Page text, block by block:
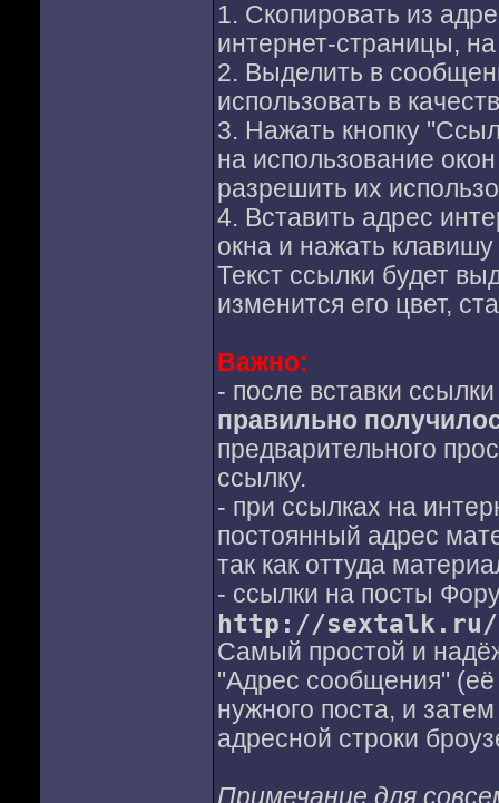
1. Скопировать из
интернет-страницы,
2. Выделить в
использовать в
3. Нажать кнопку
на использование
разрешить их
4. Вставить адрес
окна и нажать
Текст ссылки будет
изменится его цвет,
Важно:
- после вставки
правильно
предварительного
ссылку.
- при ссылках на
постоянный адрес
так как оттуда
- ссылки на посты
http://sextalk.ru/
Самый простой и
"Адрес сообщения"
нужного поста, и
адресной строки
Примечание для